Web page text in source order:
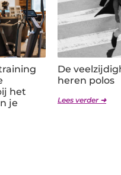
het
je
De
heren polos
Lees verder ➜